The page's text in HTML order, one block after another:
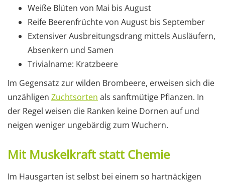
Weiße Blüten von Mai bis August
Reife Beerenfrüchte von August bis September
Extensiver Ausbreitungsdrang mittels Ausläufern,
Absenkern und Samen
Trivialname: Kratzbeere
Im Gegensatz zur wilden Brombeere, erweisen sich die
unzähligen Zuchtsorten als sanftmütige Pflanzen. In
der Regel weisen die Ranken keine Dornen auf und
neigen weniger ungebärdig zum Wuchern.
Mit Muskelkraft statt Chemie
Im Hausgarten ist selbst bei einem so hartnäckigen